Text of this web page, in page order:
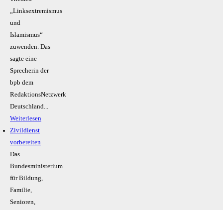
„Linksextremismus
und
Islamismus“
zuwenden. Das
sagte eine
Sprecherin der
bpb dem
RedaktionsNetzwerk
Deutschland...
Weiterlesen
Zivildienst
vorbereiten
Das
Bundesministerium
für Bildung,
Familie,
Senioren,